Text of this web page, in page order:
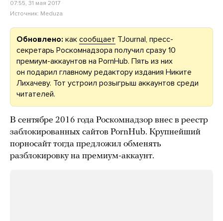
07:55, 31 мая 2017
Источник: Meduza
Обновлено: как сообщает TJournal, пресс-
секретарь Роскомнадзора получил сразу 10
премиум-аккаунтов на PornHub. Пять из них
он подарил главному редактору издания Никите
Лихачеву. Тот устроил розыгрыш аккаунтов среди
читателей.
В сентябре 2016 года Роскомнадзор внес в реестр
заблокированных сайтов PornHub. Крупнейший
порносайт тогда предложил обменять
разблокировку на премиум-аккаунт.